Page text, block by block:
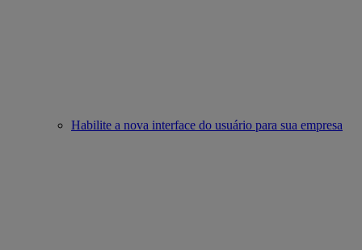
Habilite a nova interface do usuário para sua empresa